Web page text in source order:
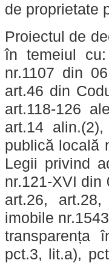
de proprietate
Proiectul de
în temeiul
nr.1107 din
art.46 din
art.118-126
art.14
publică locală
Legii privind
nr.121-XVI din
art.26,
imobile
transparența
pct.3, lit.a),